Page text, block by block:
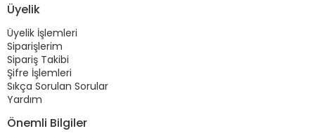
Üyelik
Üyelik İşlemleri
Siparişlerim
Sipariş Takibi
Şifre İşlemleri
Sıkça Sorulan Sorular
Yardım
Önemli Bilgiler